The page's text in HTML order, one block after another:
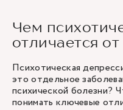
Чем
отличается
Психотическая
это отдельное
психической болезни?
понимать ключевые